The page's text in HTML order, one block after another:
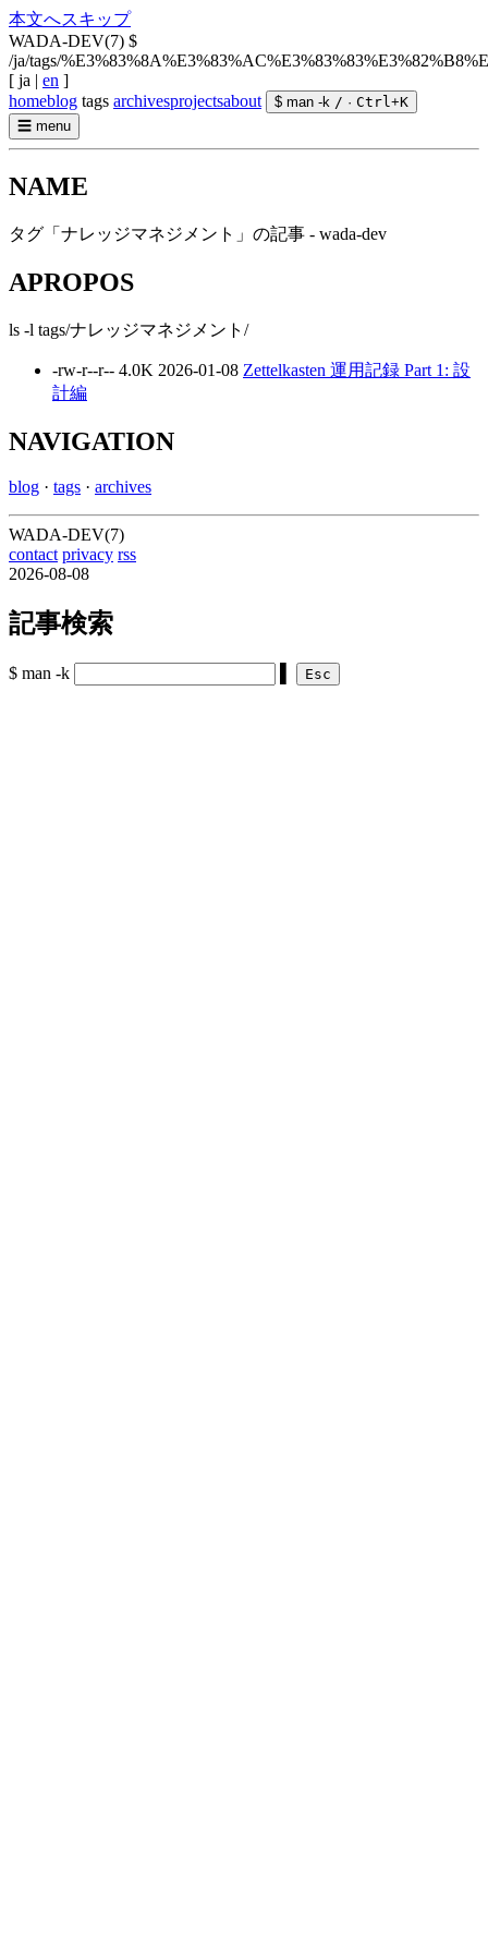
本文へスキップ
WADA-DEV(7) $
/ja/tags/
[ ja | en ]
homeblog tags archivesprojectsabout $ man -k / · Ctrl+K
☰ menu
NAME
タグ「ナレッジマネジメント」の記事 - wada-dev
APROPOS
ls -l tags/ナレッジマネジメント/
-rw-r--r-- 4.0K 2026-01-08 Zettelkasten 運用記録 Part 1: 設
計編
NAVIGATION
blog · tags · archives
WADA-DEV(7)
contact privacy rss
2026-08-08
記事検索
$ man -k Esc